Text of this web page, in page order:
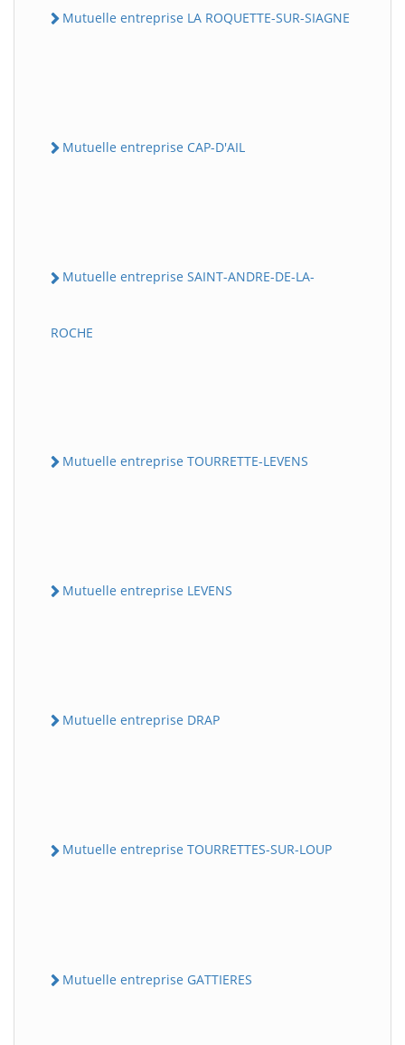
Mutuelle entreprise LA ROQUETTE-SUR-SIAGNE
Mutuelle entreprise CAP-D'AIL
Mutuelle entreprise SAINT-ANDRE-DE-LA-
ROCHE
Mutuelle entreprise TOURRETTE-LEVENS
Mutuelle entreprise LEVENS
Mutuelle entreprise DRAP
Mutuelle entreprise TOURRETTES-SUR-LOUP
Mutuelle entreprise GATTIERES